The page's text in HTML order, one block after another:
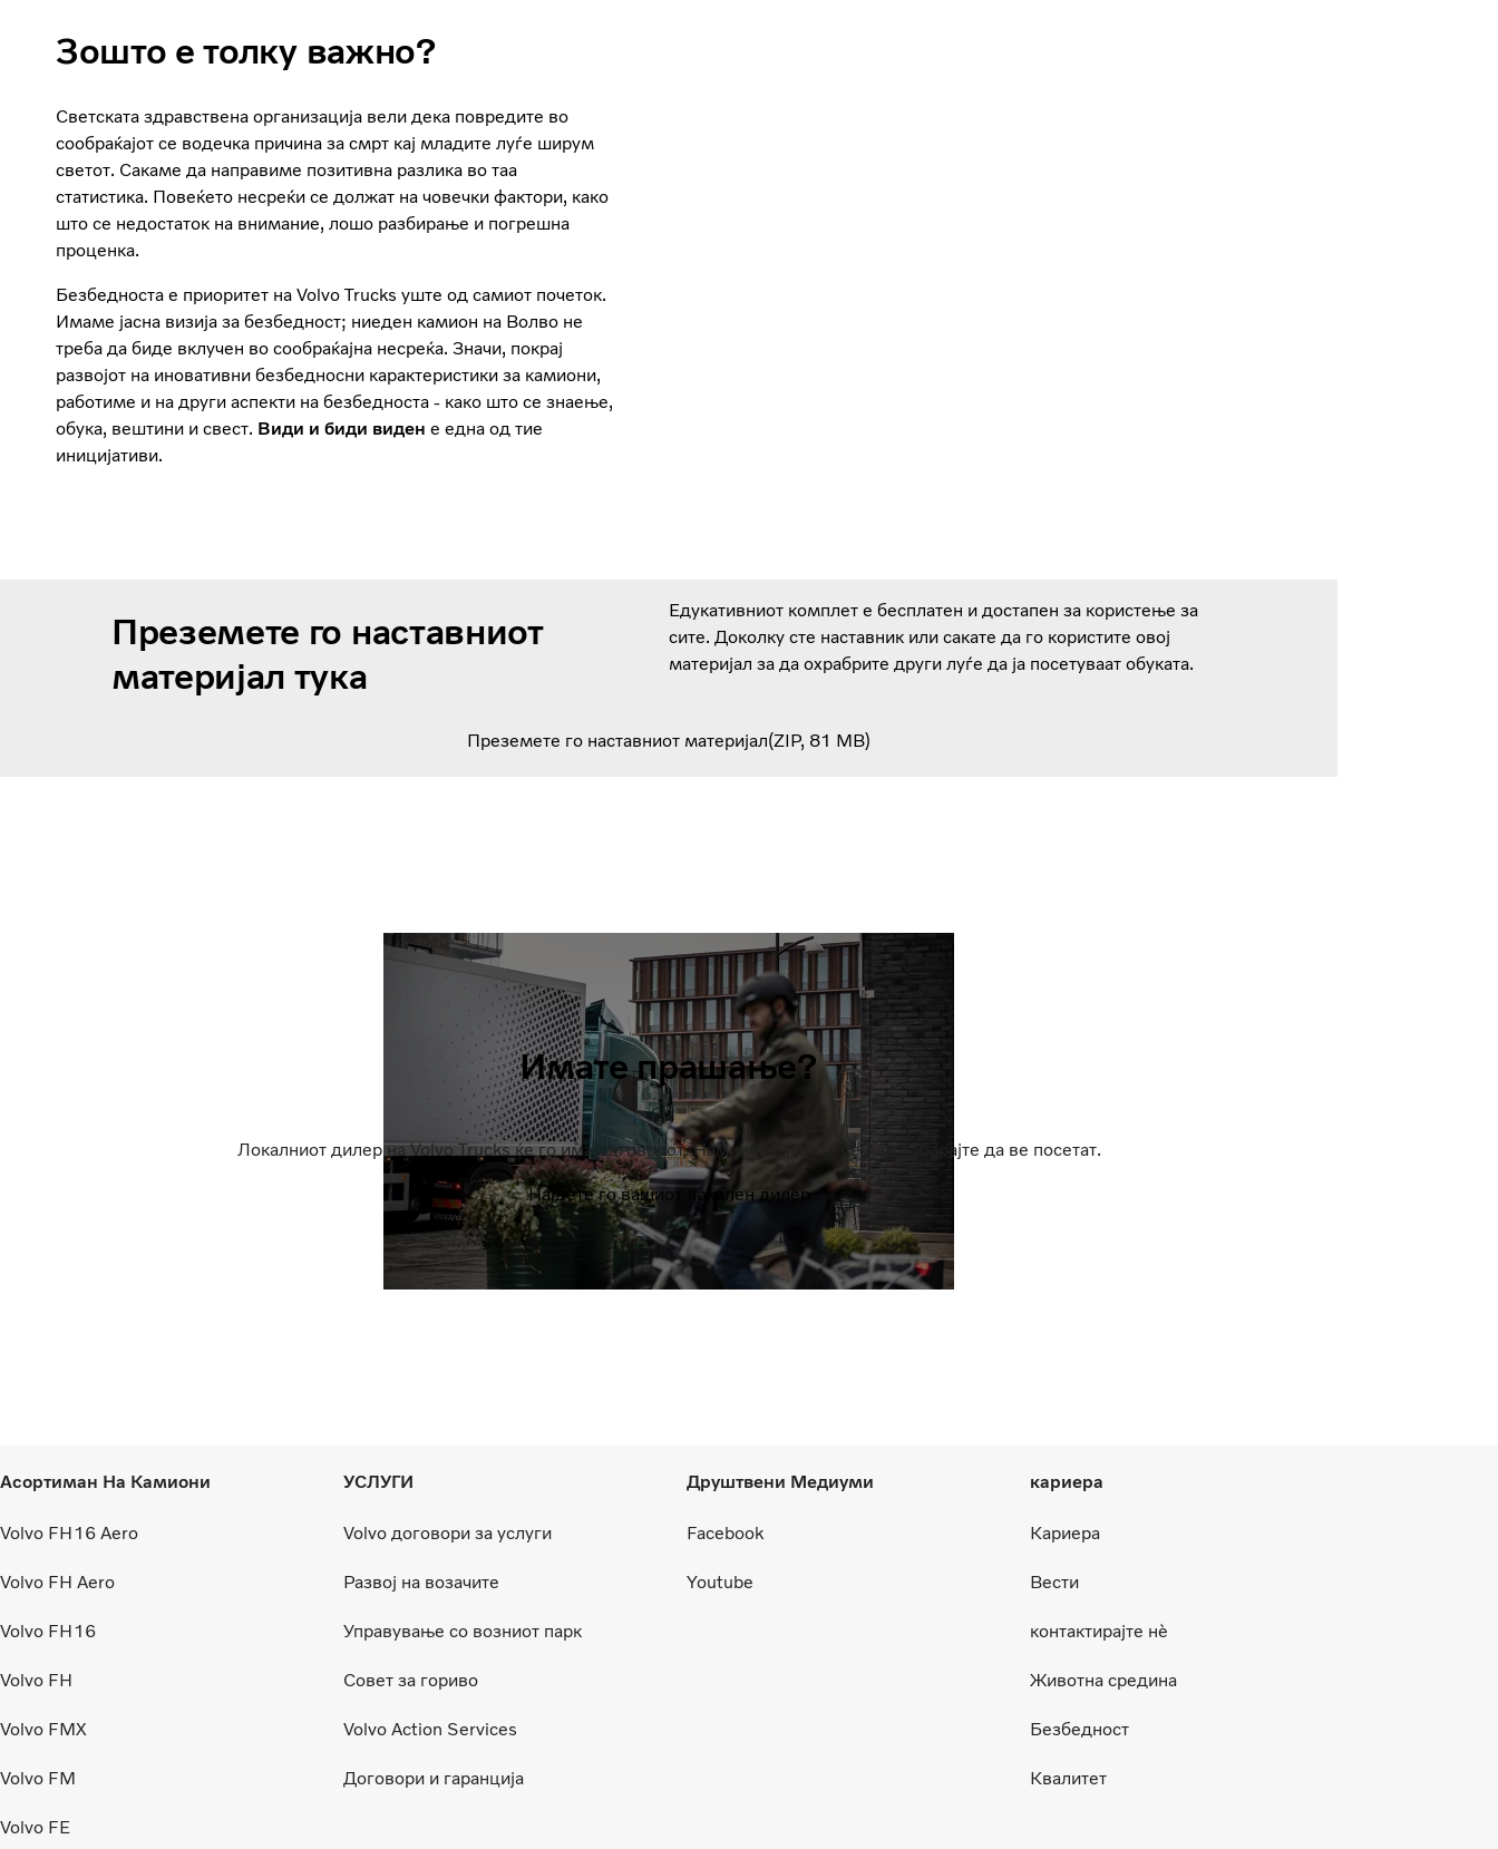
Зошто е толку важно?
Светската здравствена организација вели дека повредите во
сообраќајот се водечка причина за смрт кај младите луѓе ширум
светот. Сакаме да направиме позитивна разлика во таа
статистика. Повеќето несреќи се должат на човечки фактори, како
што се недостаток на внимание, лошо разбирање и погрешна
проценка.
Безбедноста е приоритет на Volvo Trucks уште од самиот почеток.
Имаме јасна визија за безбедност; ниеден камион на Волво не
треба да биде вклучен во сообраќајна несреќа. Значи, покрај
развојот на иновативни безбедносни карактеристики за камиони,
работиме и на други аспекти на безбедноста - како што се знаење,
обука, вештини и свест. Види и биди виден е една од тие
иницијативи.
Преземете го наставниот
материјал тука
Едукативниот комплет е бесплатен и достапен за користење за
сите. Доколку сте наставник или сакате да го користите овој
материјал за да охрабрите други луѓе да ја посетуваат обуката.
Преземете го наставниот материјал ZIP 81 MB
Имате прашање?
Локалниот дилер на Volvo Trucks ќе го има одговорот. Наминете, јавете се или побарајте да ве посетат.
Најдете го вашиот локален дилер
Асортиман На Камиони
Volvo FH16 Aero
Volvo FH Aero
Volvo FH16
Volvo FH
Volvo FMX
Volvo FM
Volvo FE
УСЛУГИ
Volvo договори за услуги
Развој на возачите
Управување со возниот парк
Совет за гориво
Volvo Action Services
Договори и гаранција
Друштвени Медиуми
Facebook
Youtube
кариера
Кариера
Вести
контактирајте нѐ
Животна средина
Безбедност
Квалитет